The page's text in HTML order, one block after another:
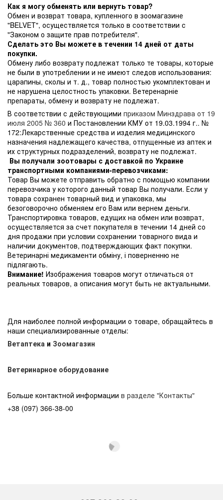
Как я могу обменять или вернуть товар?
Обмен и возврат товара, купленного в зоомагазине
"BELVET", осуществляется только в соответствии с
"Законом о защите прав потребителя".
Сделать это Вы можете в течении 14 дней от даты
покупки.
Обмену либо возврату подлежат только те товары, которые
не были в употреблении и не имеют следов использования:
царапины, сколы и т. д., товар полностью укомплектован и
не нарушена целостность упаковки. Ветеренарніе
препараты, обмену и возврату не подлежат.
В соответствии с действующими приказом Минздрава от 19
июля 2005 № 360 и Постановлении КМУ от 19.03.1994 г.. №
172:Лекарственные средства и изделия медицинского
назначения надлежащего качества, отпущенные из аптек и
их структурных подразделений, возврату не подлежат.
Вы получали зоотовары с доставкой по Украине
транспортными компаниями-перевозчиками:
Товар Вы можете отправить обратно с помощью компании
перевозчика у которого данный товар Вы получали. Если у
товара сохранен товарный вид и упаковка, мы
безоговорочно обменяем его Вам или вернем деньги.
Транспортировка товаров, едущих на обмен или возврат,
осуществляется за счет покупателя в течении 14 дней со
дня продажи при условии сохранении товарного вида и
наличии документов, подтверждающих факт покупки.
Ветеринарні медикаменти обміну, і поверненню не
підлягають.
Внимание! Изображения товаров могут отличаться от
реальных товаров, а описания могут быть не актуальными.
Для наиболее полной информации о товаре, обращайтесь в
наши специализированные отделы:
Ветаптека и Зоомагазин
Ветеринарное оборудование
Больше контактной информации в разделе "Контакты"
+38 (097) 366-38-00